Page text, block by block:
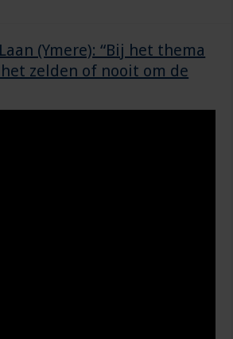
(Ymere): “Bij het thema
het zelden of nooit om de